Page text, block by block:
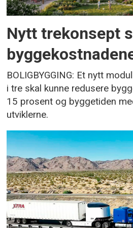
Nytt trekonsept
BOLIGBYGGING: Et nytt
i tre skal kunne redusere
15 prosent og byggetiden
utviklerne.